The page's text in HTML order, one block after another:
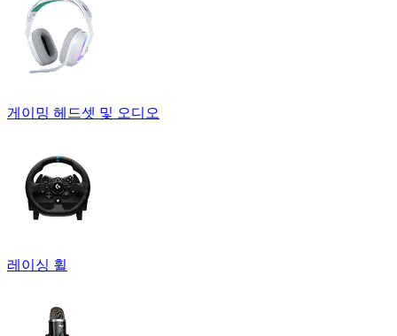
게이밍 헤드셋 및 오디오
레이싱 휠